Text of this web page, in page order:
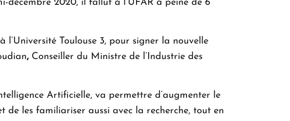
décembre 2020, il fallut à l’UFAR à peine de 6
l’Université Toulouse 3, pour signer la nouvelle
,Conseiller du Ministre de l’Industrie des
Artificielle, va permettre d’augmenter le
de les familiariser aussi avec la recherche, tout en